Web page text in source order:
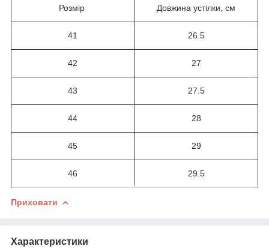
Розмір Довжина устілки, см
41 26.5
42 27
43 27.5
44 28
45 29
46 29.5
Приховати
Характеристики